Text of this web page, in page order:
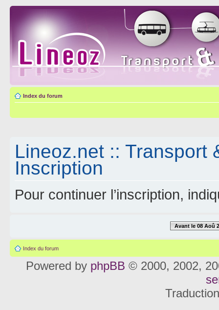
Index du forum
Lineoz.net :: Transport
Inscription
Pour continuer l’inscription,
Avant le 08 Aoû
Index du forum
Powered by phpBB © 2000, 2002,